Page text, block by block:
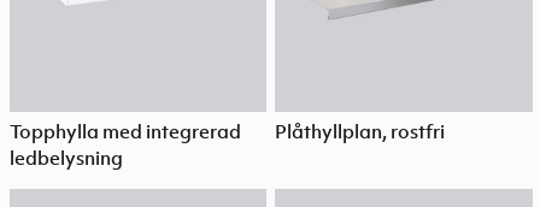
Topphylla med integrerad
ledbelysning
Plåthyllplan, rostfri